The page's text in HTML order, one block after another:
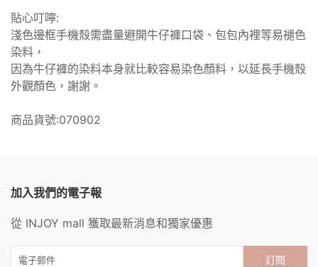
貼心叮嚀:
淺色邊框手機殼需盡量避開牛仔褲口袋、包包內裡等易褪色
染料，
因為牛仔褲的染料本身就比較容易染色顏料，以延長手機殼
外觀顏色，謝謝。
商品貨號:070902
加入我們的電子報
從 INJOY mall 獲取最新消息和獨家優惠
訂閱